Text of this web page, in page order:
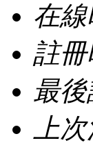
在
註
最
上